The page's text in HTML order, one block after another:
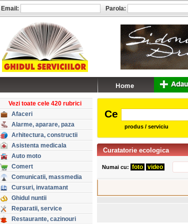
Vezi toate cele 420 rubrici
Afaceri
Alarme, aparare, paza
Arhitectura, constructii
Asistenta medicala
Auto moto
Comert
Comunicatii, massmedia
Cursuri, invatamant
Ghidul nuntii
Reparatii, service
Restaurante, cazinouri
Ce
produs / serviciu
Curatatorie ecologica
Numai cu: foto video
Email: Parola: